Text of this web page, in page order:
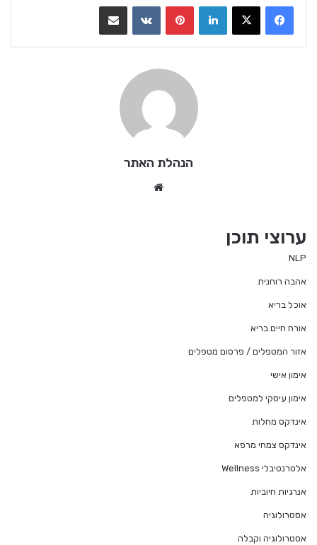
LinkedIn
VKontakte
הנהלת האתר
ערוצי תוכן
NLP
אהבה רוחנית
אוכל בריא
אורח חיים בריא
אזור המטפלים / פרסום מטפלים
אימון אישי
אימון עיסקי למטפלים
אינדקס מחלות
אינדקס צמחי מרפא
אלטרנטיבלי Wellness
אנרגיות חיוביות
אסטרולוגיה
אסטרולוגיה וקבלה